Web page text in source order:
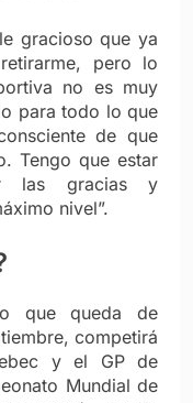
gracioso que ya
pero lo
no es muy
para todo lo que
de que
Tengo que estar
las gracias y
nivel”.
que queda de
competirá
y el GP de
Mundial de